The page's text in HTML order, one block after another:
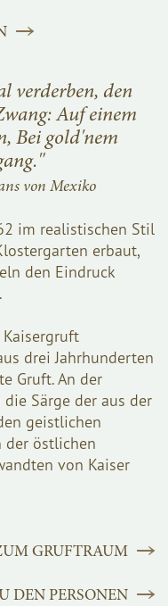
verderben, den
Auf einem
Bei gold'nem
."
von Mexiko
im realistischen Stil
erbaut,
den Eindruck
drei Jahrhunderten
Gruft. An der
Särge der aus der
geistlichen
der östlichen
von Kaiser
GRUFTRAUM
DEN PERSONEN